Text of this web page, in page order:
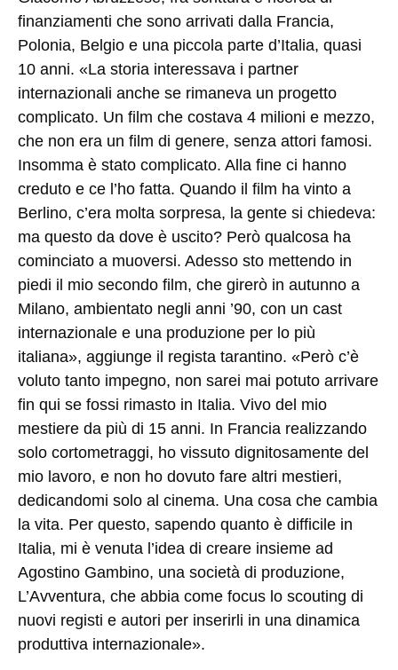
finanziamenti che sono arrivati dalla Francia,
Polonia, Belgio e una piccola parte d’Italia, quasi
10 anni. «La storia interessava i partner
internazionali anche se rimaneva un progetto
complicato. Un film che costava 4 milioni e mezzo,
che non era un film di genere, senza attori famosi.
Insomma è stato complicato. Alla fine ci hanno
creduto e ce l’ho fatta. Quando il film ha vinto a
Berlino, c’era molta sorpresa, la gente si chiedeva:
ma questo da dove è uscito? Però qualcosa ha
cominciato a muoversi. Adesso sto mettendo in
piedi il mio secondo film, che girerò in autunno a
Milano, ambientato negli anni ’90, con un cast
internazionale e una produzione per lo più
italiana», aggiunge il regista tarantino. «Però c’è
voluto tanto impegno, non sarei mai potuto arrivare
fin qui se fossi rimasto in Italia. Vivo del mio
mestiere da più di 15 anni. In Francia realizzando
solo cortometraggi, ho vissuto dignitosamente del
mio lavoro, e non ho dovuto fare altri mestieri,
dedicandomi solo al cinema. Una cosa che cambia
la vita. Per questo, sapendo quanto è difficile in
Italia, mi è venuta l’idea di creare insieme ad
Agostino Gambino, una società di produzione,
L’Avventura, che abbia come focus lo scouting di
nuovi registi e autori per inserirli in una dinamica
produttiva internazionale».